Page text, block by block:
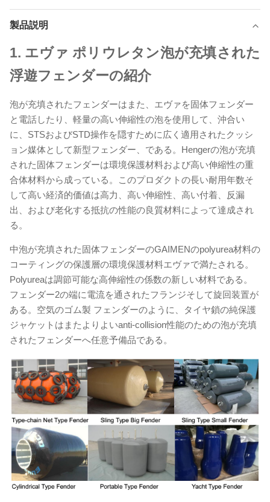
製品説明
1. エヴァ ポリウレタン泡が充填された
浮遊フェンダーの紹介
泡が充填されたフェンダーはまた、エヴァを固体フェンダー
と電話したり、軽量の高い伸縮性の泡を使用して、沖合い
に、STSおよびSTD操作を隠すために広く適用されたクッシ
ョン媒体として新型フェンダー、である。Hengerの泡が充填
された固体フェンダーは環境保護材料および高い伸縮性の重
合体材料から成っている。このプロダクトの長い耐用年数そ
して高い経済的価値は高力、高い伸縮性、高い付着、反漏
出、および老化する抵抗の性能の良質材料によって達成され
る。
中泡が充填された固体フェンダーのGAIMENのpolyurea材料の
コーティングの保護層の環境保護材料エヴァで満たされる。
Polyureaは調節可能な高伸縮性の係数の新しい材料である。
フェンダー2の端に電流を通されたフランジそして旋回装置が
ある。空気のゴム製 フェンダーのように、タイヤ鎖の純保護
ジャケットはまたよりよいanti-collision性能のための泡が充填
されたフェンダーへ任意予備品である。